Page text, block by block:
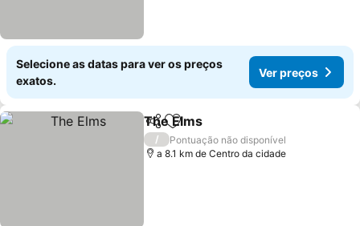
Selecione as datas para ver os preços
exatos.
Ver preços
PartilharAdicionar aos favoritos
The Elms
/
Pontuação não disponível
a 8.1 km de Centro da cidade